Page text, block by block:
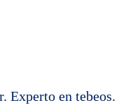
Experto en tebeos.